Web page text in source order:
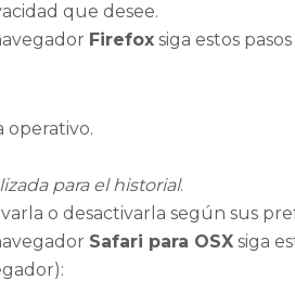
que desee.
Firefox siga estos
operativo.
para el historial.
o desactivarla según sus
Safari para OSX siga